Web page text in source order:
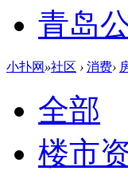
青岛
小扑网 »社区 › 消费›
全部
楼市